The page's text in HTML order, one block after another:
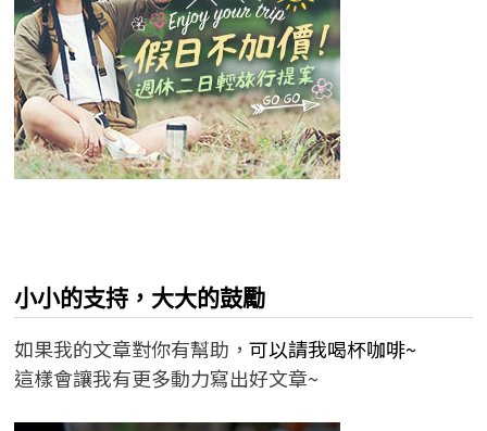
小小的支持，大大的鼓勵
如果我的文章對你有幫助， 可以請我喝杯咖啡~
這樣會讓我有更多動力寫出好文章~